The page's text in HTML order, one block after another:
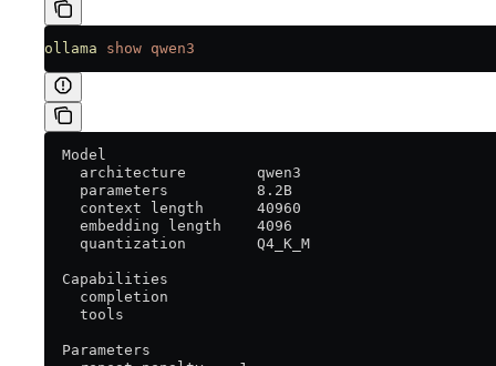
ollama show qwen3
  Model
    architecture        qwen3
    parameters          8.2B
    context length      40960
    embedding length    4096
    quantization        Q4_K_M
  Capabilities
    completion
    tools
  Parameters